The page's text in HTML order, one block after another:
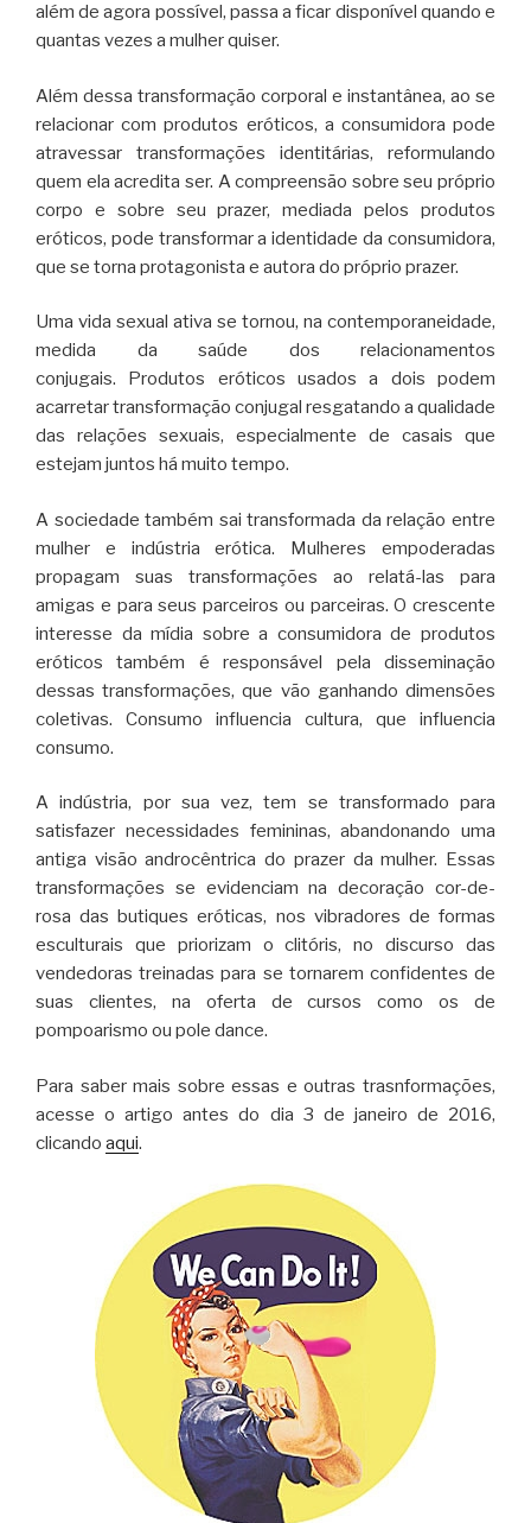
além de agora possível, passa a ficar disponível quando e
quantas vezes a mulher quiser.
Além dessa transformação corporal e instantânea, ao se
relacionar com produtos eróticos, a consumidora pode
atravessar transformações identitárias, reformulando
quem ela acredita ser. A compreensão sobre seu próprio
corpo e sobre seu prazer, mediada pelos produtos
eróticos, pode transformar a identidade da consumidora,
que se torna protagonista e autora do próprio prazer.
Uma vida sexual ativa se tornou, na contemporaneidade,
medida da saúde dos relacionamentos
conjugais. Produtos eróticos usados a dois podem
acarretar transformação conjugal resgatando a qualidade
das relações sexuais, especialmente de casais que
estejam juntos há muito tempo.
A sociedade também sai transformada da relação entre
mulher e indústria erótica. Mulheres empoderadas
propagam suas transformações ao relatá-las para
amigas e para seus parceiros ou parceiras. O crescente
interesse da mídia sobre a consumidora de produtos
eróticos também é responsável pela disseminação
dessas transformações, que vão ganhando dimensões
coletivas. Consumo influencia cultura, que influencia
consumo.
A indústria, por sua vez, tem se transformado para
satisfazer necessidades femininas, abandonando uma
antiga visão androcêntrica do prazer da mulher. Essas
transformações se evidenciam na decoração cor-de-
rosa das butiques eróticas, nos vibradores de formas
esculturais que priorizam o clitóris, no discurso das
vendedoras treinadas para se tornarem confidentes de
suas clientes, na oferta de cursos como os de
pompoarismo ou pole dance.
Para saber mais sobre essas e outras trasnformações,
acesse o artigo antes do dia 3 de janeiro de 2016,
clicando aqui.